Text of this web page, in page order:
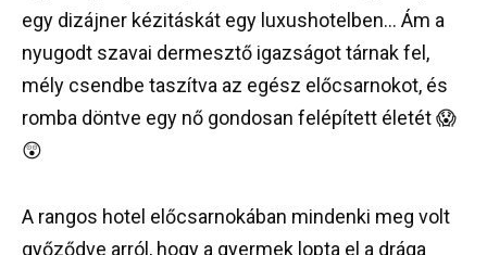
egy dizájner kézitáskát egy luxushotelben… Ám a
nyugodt szavai dermesztő igazságot tárnak fel,
mély csendbe taszítva az egész előcsarnokot, és
romba döntve egy nő gondosan felépített életét 😱
😲
A rangos hotel előcsarnokában mindenki meg volt
győződve arról, hogy a gyermek lopta el a drága